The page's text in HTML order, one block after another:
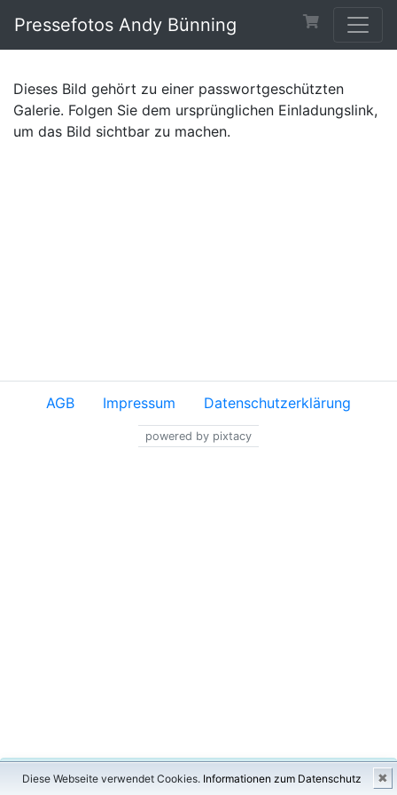
Diese Webseite verwendet Cookies. Informationen zum Datenschutz ✖
Pressefotos Andy Bünning
Dieses Bild gehört zu einer passwortgeschützten
Galerie. Folgen Sie dem ursprünglichen Einladungslink,
um das Bild sichtbar zu machen.
×
AGB Impressum Datenschutzerklärung
powered by pixtacy